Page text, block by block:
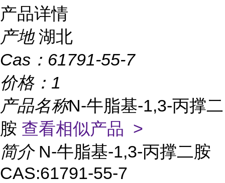
产品详情
产地 湖北
Cas： 61791-55-7
价格： 1
产品名称N-牛脂基-1,3-丙撑二
胺 查看相似产品 >
简介 N-牛脂基-1,3-丙撑二胺
CAS:61791-55-7